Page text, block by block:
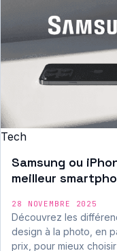
Tech
Samsung ou
meilleur
28 NOVEMBRE 2025
Découvrez les
design à la photo, en
prix, pour mieux